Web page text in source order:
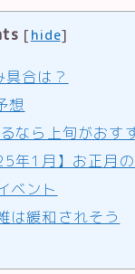
[hide]
合は？
想
なら上旬がおす
年1月】お正月の
ベント
は緩和されそう